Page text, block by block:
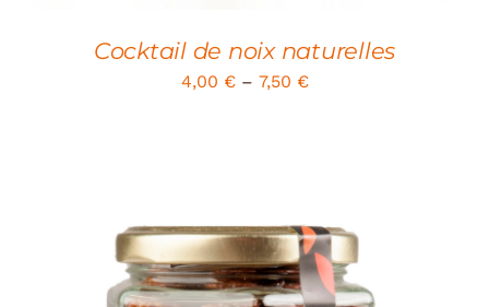
Cocktail de noix naturelles
4,00 €– 7,50 €